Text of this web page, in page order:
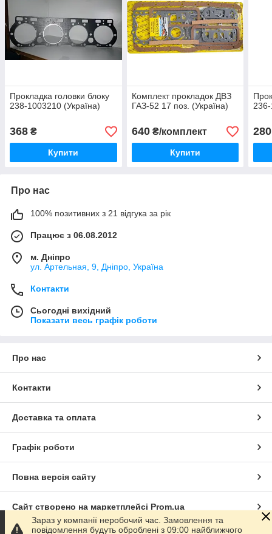
Прокладка головки блоку
238-1003210 (Україна)
368 ₴
Купити
Комплект прокладок ДВЗ
ГАЗ-52 17 поз. (Україна)
640₴/комплект
Купити
236-
280
Про нас
100% позитивних з 21 відгука за рік
Працює з 06.08.2012
м. Дніпро
ул. Артельная, 9, Дніпро, Україна
Контакти
Сьогодні вихідний
Показати весь графік роботи
Про нас
Контакти
Доставка та оплата
Графік роботи
Повна версія сайту
Сайт створено на маркетплейсі Prom.ua
Зараз у компанії неробочий час. Замовлення та
повідомлення будуть оброблені з 09:00 найближчого